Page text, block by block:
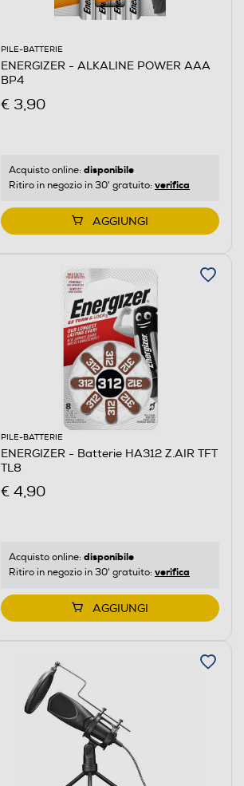
PILE-BATTERIE
ENERGIZER - ALKALINE POWER AAA
BP4
€ 3,90
Acquisto online: disponibile
Ritiro in negozio in 30' gratuito: verifica
AGGIUNGI
PILE-BATTERIE
ENERGIZER - Batterie HA312 Z.AIR TFT
TL8
€ 4,90
Acquisto online: disponibile
Ritiro in negozio in 30' gratuito: verifica
AGGIUNGI